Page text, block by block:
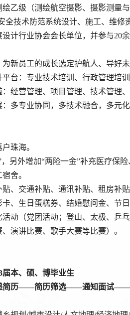
乙级（测绘航空摄影、摄影测量
全技术防范系统设计、施工、维修
计行业协会会长单位，并参与20
新员工的成长选定护航人、导好
平台：专业技术培训、行政管理培
经营管理、项目管理、技术管理
多专业协同，多技术融合，多元
珠海。
，另外增加“两险一金”补充医疗保
舍。
、交通补贴、通讯补贴、租房补
、生日蛋糕券、结婚慰问金、节
活动（党团活动；登山、太极、乒
演讲比赛、歌手大赛等比赛）。
届本、硕、博毕业生
简历——简历筛选——通知面试——